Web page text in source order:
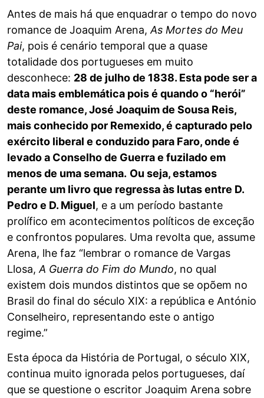
Antes de mais há que enquadrar o tempo do novo
romance de Joaquim Arena, As Mortes do Meu
Pai, pois é cenário temporal que a quase
totalidade dos portugueses em muito
desconhece: 28 de julho de 1838. Esta pode ser a
data mais emblemática pois é quando o “herói”
deste romance, José Joaquim de Sousa Reis,
mais conhecido por Remexido, é capturado pelo
exército liberal e conduzido para Faro, onde é
levado a Conselho de Guerra e fuzilado em
menos de uma semana. Ou seja, estamos
perante um livro que regressa às lutas entre D.
Pedro e D. Miguel, e a um período bastante
prolífico em acontecimentos políticos de exceção
e confrontos populares. Uma revolta que, assume
Arena, lhe faz “lembrar o romance de Vargas
Llosa, A Guerra do Fim do Mundo, no qual
existem dois mundos distintos que se opõem no
Brasil do final do século XIX: a república e António
Conselheiro, representando este o antigo
regime.”
Esta época da História de Portugal, o século XIX,
continua muito ignorada pelos portugueses, daí
que se questione o escritor Joaquim Arena sobre